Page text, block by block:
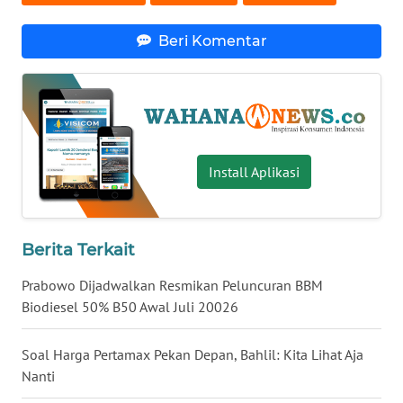
Beri Komentar
Install Aplikasi
Berita Terkait
Prabowo Dijadwalkan Resmikan Peluncuran BBM
Biodiesel 50% B50 Awal Juli 20026
Soal Harga Pertamax Pekan Depan, Bahlil: Kita Lihat Aja
Nanti
WN
WN
SUMBAR
WN
SUMSEL
BENGKULU
WN
LAMPUNG
WN
JATENG